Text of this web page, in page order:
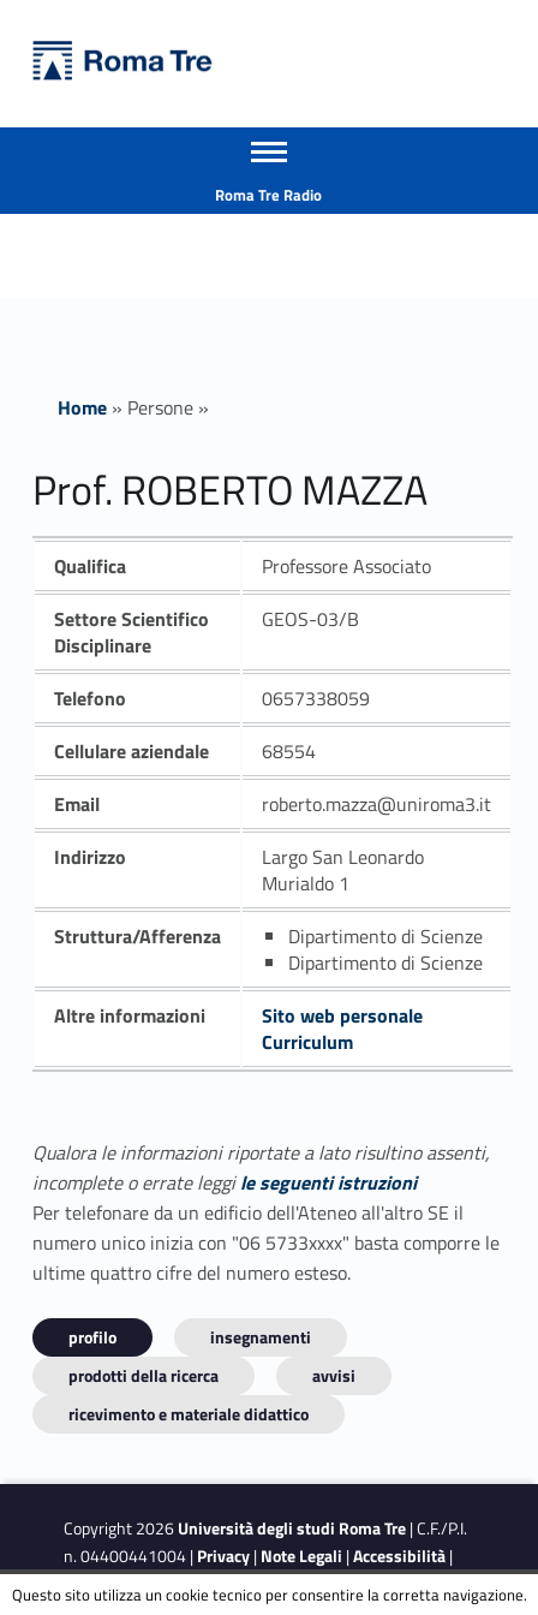
Prof. ROBERTO MAZZA - Università Roma Tre
Apri il menu secondario
Roma Tre Radio
Home» Persone»
Prof. ROBERTO MAZZA
Qualifica
Professore Associato
Settore Scientifico
Disciplinare
GEOS-03/B
Telefono
0657338059
Cellulare aziendale
68554
Email
roberto.mazza@uniroma3.it
Indirizzo
Largo San Leonardo
Murialdo 1
Struttura/Afferenza
Dipartimento di Scienze
Dipartimento di Scienze
Altre informazioni
Sito web personale
Curriculum
Qualora le informazioni riportate a lato risultino assenti,
incomplete o errate leggile seguenti istruzioni
Per telefonare da un edificio dell'Ateneo all'altro SE il
numero unico inizia con "06 5733xxxx" basta comporre le
ultime quattro cifre del numero esteso.
profilo
insegnamenti
prodotti della ricerca
avvisi
ricevimento e materiale didattico
Copyright 2026Università degli studi Roma Tre| C.F./P.I.
n. 04400441004 |Privacy|Note Legali |Accessibilità|
Obiettivi di accessibilità
| Dichiarazione di accessibilità
Questo sito utilizza un cookie tecnico per consentire la corretta navigazione.